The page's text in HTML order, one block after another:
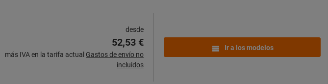
desde
52,53 €
más IVA en la tarifa actual Gastos de envío no
incluidos
Ir a los modelos